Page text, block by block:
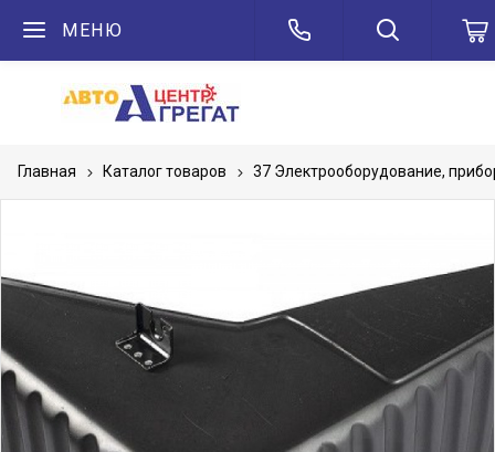
МЕНЮ
Главная Каталог товаров 37 Электрооборудование,